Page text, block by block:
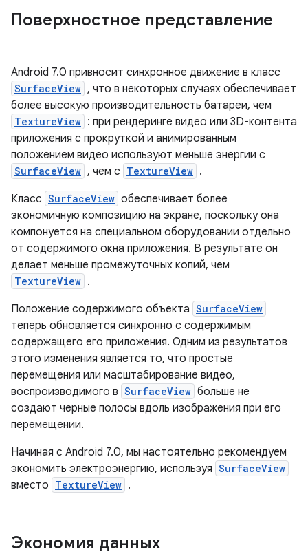
Поверхностное представление
Android 7.0 привносит синхронное движение в класс
SurfaceView , что в некоторых случаях обеспечивает
более высокую производительность батареи, чем
TextureView : при рендеринге видео или 3D-контента
приложения с прокруткой и анимированным
положением видео используют меньше энергии с
SurfaceView , чем с TextureView .
Класс SurfaceView обеспечивает более
экономичную композицию на экране, поскольку она
компонуется на специальном оборудовании отдельно
от содержимого окна приложения. В результате он
делает меньше промежуточных копий, чем
TextureView .
Положение содержимого объекта SurfaceView
теперь обновляется синхронно с содержимым
содержащего его приложения. Одним из результатов
этого изменения является то, что простые
перемещения или масштабирование видео,
воспроизводимого в SurfaceView больше не
создают черные полосы вдоль изображения при его
перемещении.
Начиная с Android 7.0, мы настоятельно рекомендуем
экономить электроэнергию, используя SurfaceView
вместо TextureView .
Экономия данных